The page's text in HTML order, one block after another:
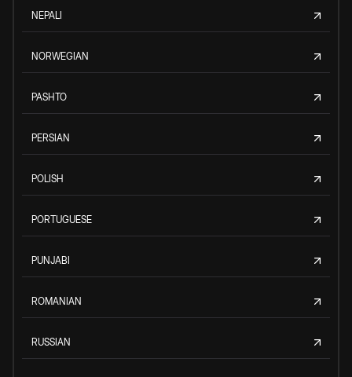
NEPALI
NORWEGIAN
PASHTO
PERSIAN
POLISH
PORTUGUESE
PUNJABI
ROMANIAN
RUSSIAN